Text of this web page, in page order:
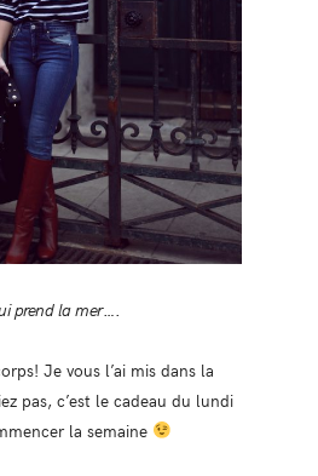
prend la mer….
Je vous l’ai mis dans la
pas, c’est le cadeau du lundi
la semaine